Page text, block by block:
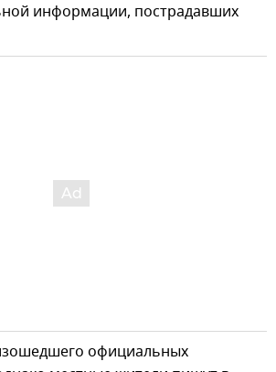
информации, пострадавших
официальных